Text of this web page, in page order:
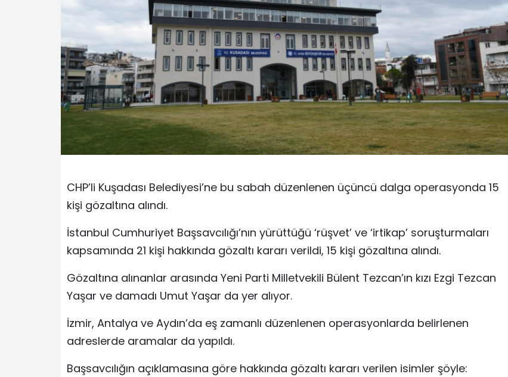
CHP’li Kuşadası Belediyesi’ne bu sabah düzenlenen üçüncü dalga operasyonda 15
kişi gözaltına alındı.
İstanbul Cumhuriyet Başsavcılığı’nın yürüttüğü ‘rüşvet’ ve ‘irtikap’ soruşturmaları
kapsamında 21 kişi hakkında gözaltı kararı verildi, 15 kişi gözaltına alındı.
Gözaltına alınanlar arasında Yeni Parti Milletvekili Bülent Tezcan’ın kızı Ezgi Tezcan
Yaşar ve damadı Umut Yaşar da yer alıyor.
İzmir, Antalya ve Aydın’da eş zamanlı düzenlenen operasyonlarda belirlenen
adreslerde aramalar da yapıldı.
Başsavcılığın açıklamasına göre hakkında gözaltı kararı verilen isimler şöyle: